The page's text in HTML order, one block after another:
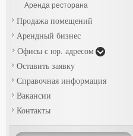
Аренда ресторана
Продажа помещений
Арендный бизнес
Офисы с юр. адресом
Оставить заявку
Справочная информация
Вакансии
Контакты